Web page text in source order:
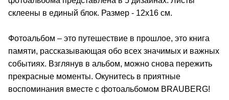
склеены в единый блок. Размер - 12х16 см.
Фотоальбом – это путешествие в прошлое, это книга
памяти, рассказывающая обо всех значимых и важных
событиях. Взглянув в альбом, можно снова пережить
прекрасные моменты. Окунитесь в приятные
воспоминания вместе с фотоальбомом BRAUBERG!